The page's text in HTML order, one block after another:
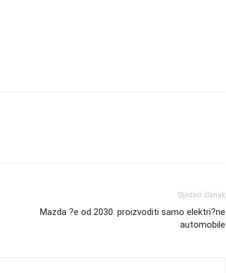
Sljedeći članak
Mazda ?e od 2030. proizvoditi samo elektri?ne
automobile